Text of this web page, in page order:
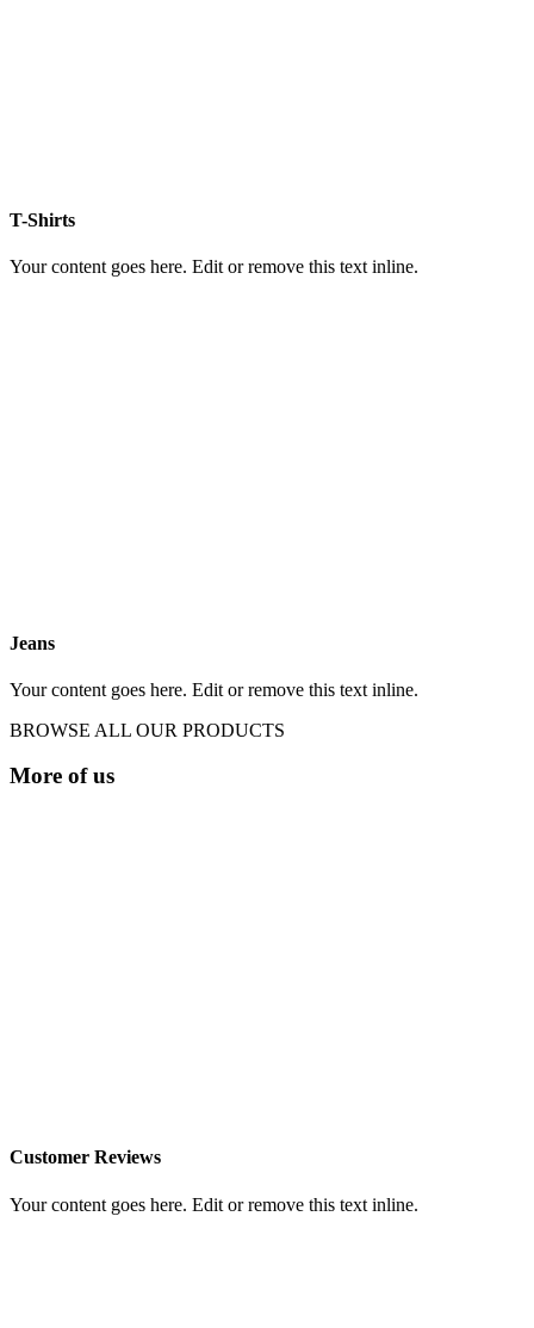
T-Shirts
Your content goes here. Edit or remove this text inline.
Jeans
Your content goes here. Edit or remove this text inline.
BROWSE ALL OUR PRODUCTS
More of us
Customer Reviews
Your content goes here. Edit or remove this text inline.